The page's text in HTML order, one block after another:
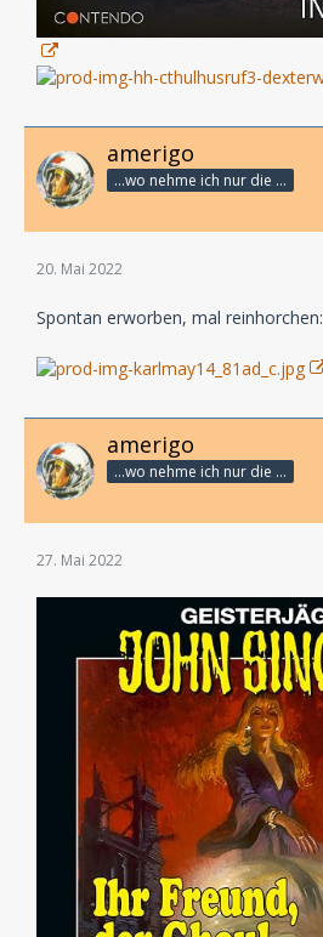
amerigo
...wo nehme ich nur die Zeit her, so vieles nicht zu hören?
20. Mai 2022
Spontan erworben, mal reinhorchen:
amerigo
...wo nehme ich nur die Zeit her, so vieles nicht zu hören?
27. Mai 2022